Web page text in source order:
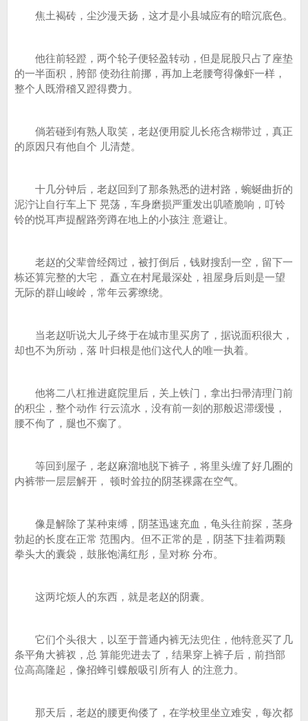
焦土褐砖，尘沙漫天扬，这才是小县城应有的暗沉底色。
他往前轻蹬，两个轮子便轻盈转动，但是屁股只占了座垫
的一半面积，胯部 使劲往前挪，再加上老腰弯得像虾一样，
整个人既滑稽又蹬得费力。
倘若碰到有熟人取笑，老赵便用腚儿长疮含糊带过，真正
的原因只有他自个 儿清楚。
十几分钟后，老赵回到了那条熟悉的进村路，蜿蜒曲折的
泥泞让自行车上下 晃荡，车身磨损严重发出叽喳脆响，叮铃
铃的悦耳声提醒路旁蹲在地上的小孩注 意避让。
老赵的父辈曾经阔过，被打倒后，钱财搜刮一空，留下一
栋还算完整的大宅， 矗立在村尾最深处，祖屋身后则是一望
无际的群山峻岭，常年云雾缭绕。
当老赵听说大儿子终于在城市里买房了，据说面积很大，
却也不为所动，落 叶归根是他们这代人的唯一执着。
他将二八杠推进庭院里后，关上铁门，拿出扫帚清理门前
的积尘，整个动作 行云流水，没有前一刻的那般迟滞缓慢，
腰不佝了，腿也不瘸了。
等回到屋子，老赵麻溜地脱下裤子，将里头缠了好几圈的
内裤带一层层解开， 顿时耸拉的阴茎裸露在空气。
像是解除了某种束缚，阴茎迅速充血，龟头往前探，茎身
勃起的长度在正常 范围内。但不正常的是，阴茎下挂着两颗
拳头大的囊袋，鼓胀饱满红彤，呈对称 分布。
这两坨烦人的东西，就是老赵的阴囊。
它们个头很大，以至于普通内裤无法兜住，他特意买了几
条平角大裤衩，总 算能兜进去了，结果穿上裤子后，前挡部
位高高隆起，像招蜂引蝶般吸引所有人 的注意力。
那天后，老赵的腰更佝偻了，在学校里坐立难安，每次都